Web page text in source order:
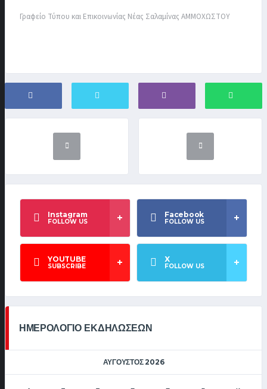
Γραφείο Τύπου και Επικοινωνίας Νέας Σαλαμίνας ΑΜΜΟΧΩΣΤΟΥ
Instagram
FOLLOW US
Facebook
FOLLOW US
YOUTUBE
SUBSCRIBE
X
FOLLOW US
ΗΜΕΡΟΛΟΓΙΟ ΕΚΔΗΛΩΣΕΩΝ
ΑΎΓΟΥΣΤΟΣ 2026